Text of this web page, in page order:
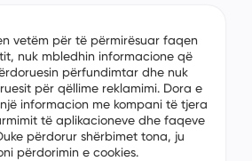
vetëm për të përmirësuar faqen
nuk mbledhin informacione që
përfundimtar dhe nuk
për qëllime reklamimi. Dora e
informacion me kompani të tjera
të aplikacioneve dhe faqeve
përdorur shërbimet tona, ju
përdorimin e cookies.